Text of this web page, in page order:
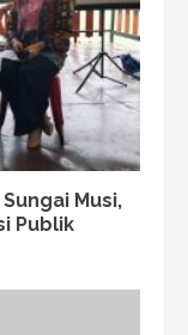
Musi,
Publik